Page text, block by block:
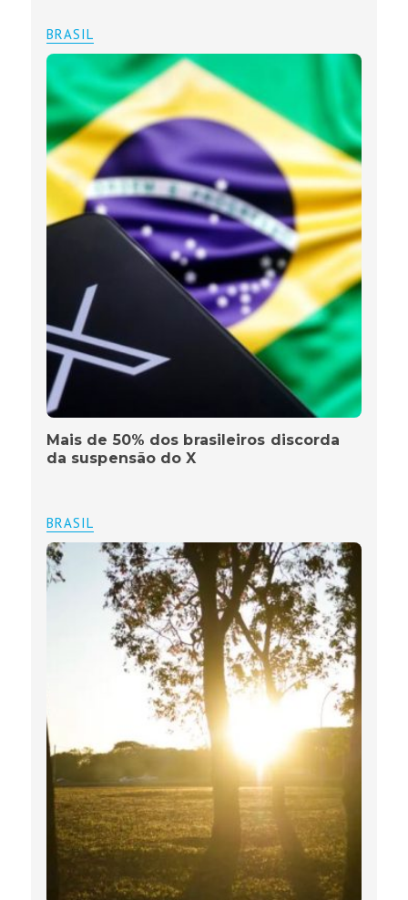
BRASIL
Mais de 50% dos brasileiros discorda
da suspensão do X
BRASIL